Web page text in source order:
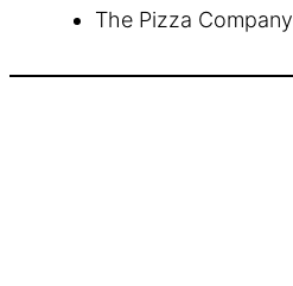
The Pizza Company